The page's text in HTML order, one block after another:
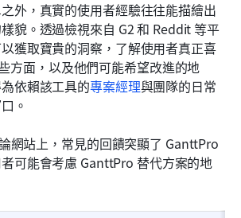
外，真實的使用者經驗往往能描繪出
貌。透過檢視來自 G2 和 Reddit 等平
獲取寶貴的洞察，了解使用者真正喜
方面，以及他們可能希望改進的地
依賴該工具的專案經理與團隊的日常
。
網站上，常見的回饋突顯了 GanttPro
可能會考慮 GanttPro 替代方案的地